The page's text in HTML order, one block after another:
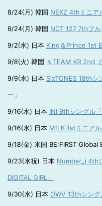
8/24(月) 韓国 NEXZ 4thミニア
8/24(月) 韓国 NCT 127 7thフル
9/2(水) 日本 King＆Prince 1st
9/8(火) 韓国 ＆TEAM KR 2nd
9/9(水) 日本 SixTONES 18thシ
ー」
9/16(水) 日本 INI 9thシングル
9/16(水) 日本 M!LK 1stミニア
9/18(金) 米国 BE:FIRST Global
9/23(水祝) 日本 Number_i 4th
DIGITAL GIRL」
9/30(水) 日本 OWV 13thシン